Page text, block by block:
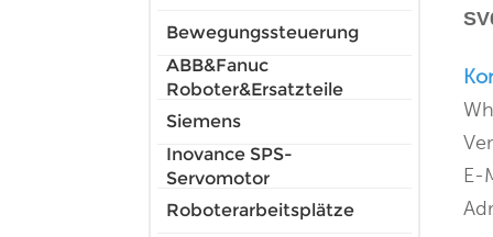
Bewegungssteuerung
ABB&Fanuc
Roboter&Ersatzteile
Siemens
Inovance SPS-
Servomotor
Roboterarbeitsplätze
E-